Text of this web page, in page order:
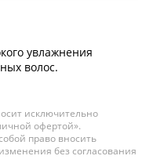
увлажнения
волос.
исключительно
офертой».
право вносить
без согласования